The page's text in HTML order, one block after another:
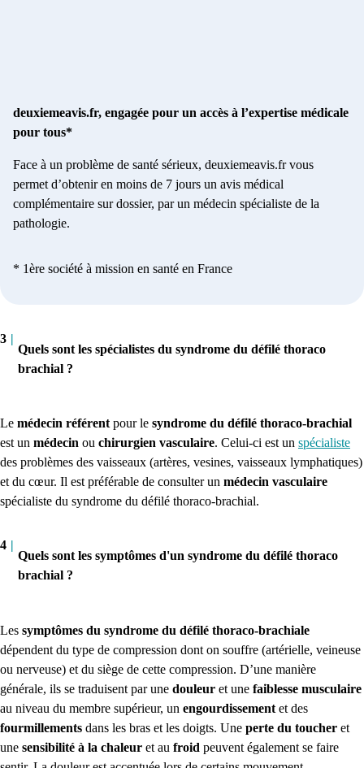
deuxiemeavis.fr, engagée pour un accès à l’expertise médicale
pour tous*
Face à un problème de santé sérieux, deuxiemeavis.fr vous
permet d’obtenir en moins de 7 jours un avis médical
complémentaire sur dossier, par un médecin spécialiste de la
pathologie.
* 1ère société à mission en santé en France
3 |
Quels sont les spécialistes du syndrome du défilé thoraco
brachial ?
Le médecin référent pour le syndrome du défilé thoraco-brachial
est un médecin ou chirurgien vasculaire. Celui-ci est un spécialiste
des problèmes des vaisseaux (artères, vesines, vaisseaux lymphatiques)
et du cœur. Il est préférable de consulter un médecin vasculaire
spécialiste du syndrome du défilé thoraco-brachial.
4 |
Quels sont les symptômes d'un syndrome du défilé thoraco
brachial ?
Les symptômes du syndrome du défilé thoraco-brachiale
dépendent du type de compression dont on souffre (artérielle, veineuse
ou nerveuse) et du siège de cette compression. D’une manière
générale, ils se traduisent par une douleur et une faiblesse musculaire
au niveau du membre supérieur, un engourdissement et des
fourmillements dans les bras et les doigts. Une perte du toucher et
une sensibilité à la chaleur et au froid peuvent également se faire